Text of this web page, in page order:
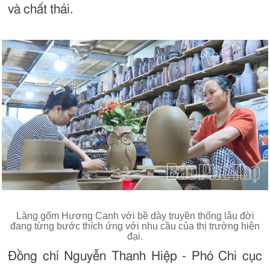
và chất thải.
Làng gốm Hương Canh với bề dày truyền thống lâu đời
đang từng bước thích ứng với nhu cầu của thị trường hiện
đại.
Đồng chí Nguyễn Thanh Hiệp - Phó Chi cục